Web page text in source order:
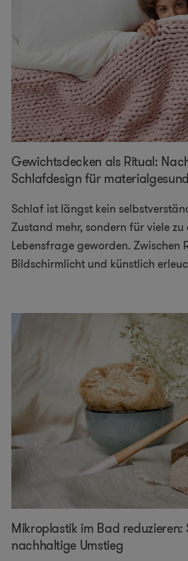
Gewichtsdecken als Ritual:
Schlafdesign für
Schlaf ist längst kein
Zustand mehr, sondern für viele zu
Lebensfrage geworden. Zwischen
Bildschirmlicht und künstlich
Mikroplastik im Bad reduzieren:
nachhaltige Umstieg